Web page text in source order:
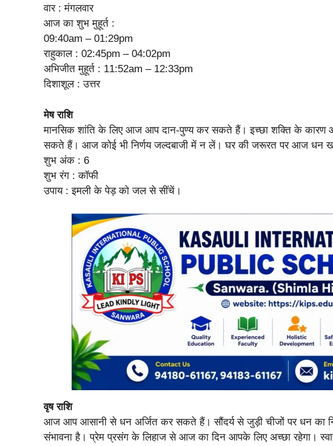
वार : मंगलवार
आज का शुभ मुहूर्त :
09:40am – 01:29pm
राहुकाल : 02:45pm – 04:02pm
अभिजीत मुहूर्त : 11:52am – 12:33pm
दिशाशूल : उत्तर
मेष राशि
मानसिक शांति के लिए आज आप दान-पुण्य कर सकते हैं। इच्छा शक्ति के कारण
सकते हैं। आज कोई भी निर्णय जल्दबाजी में न लें। घर की जरूरत पर आज धन
शुभ अंक : 6
शुभ रंग : कॉफी
उपाय : इमली के पेड़ को जल से सींचें।
वृष राशि
आज आप आसानी से धन अर्जित कर सकते हैं। सौंदर्य से जुड़ी चीजों पर धन का
संभावना है। प्रेम प्रसंग के लिहाज से आज का दिन आपके लिए अच्छा रहेगा।